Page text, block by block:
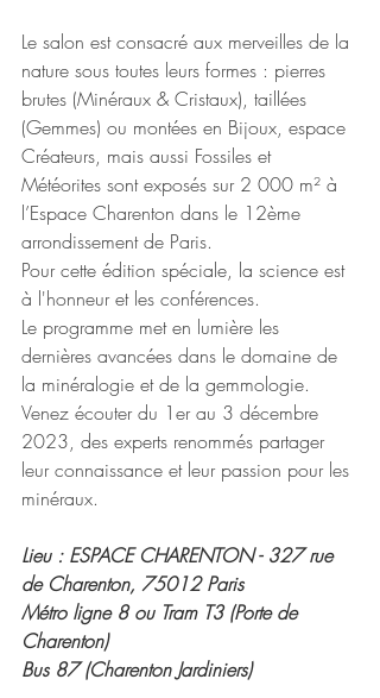
Le salon est consacré aux merveilles de la
nature sous toutes leurs formes : pierres
brutes (Minéraux & Cristaux), taillées
(Gemmes) ou montées en Bijoux, espace
Créateurs, mais aussi Fossiles et
Météorites sont exposés sur 2 000 m² à
l’Espace Charenton dans le 12ème
arrondissement de Paris.
Pour cette édition spéciale, la science est
à l'honneur et les conférences.
Le programme met en lumière les
dernières avancées dans le domaine de
la minéralogie et de la gemmologie.
Venez écouter du 1er au 3 décembre
2023, des experts renommés partager
leur connaissance et leur passion pour les
minéraux.
Lieu : ESPACE CHARENTON - 327 rue
de Charenton, 75012 Paris
Métro ligne 8 ou Tram T3 (Porte de
Charenton)
Bus 87 (Charenton Jardiniers)